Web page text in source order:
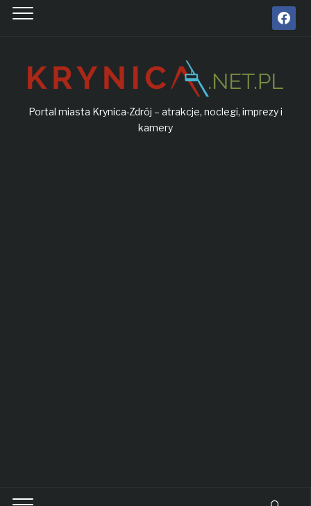
facebook
Portal miasta Krynica-Zdrój – atrakcje, noclegi, imprezy i
kamery